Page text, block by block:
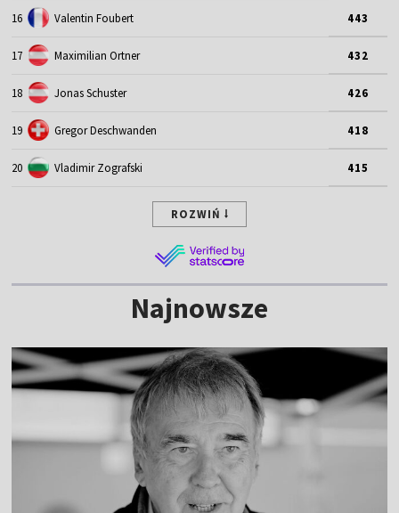
16 Valentin Foubert 443
17 Maximilian Ortner 432
18 Jonas Schuster 426
19 Gregor Deschwanden 418
20 Vladimir Zografski 415
ROZWIŃ
Najnowsze